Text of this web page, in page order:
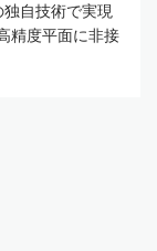
自技術で実現
精度平面に非接